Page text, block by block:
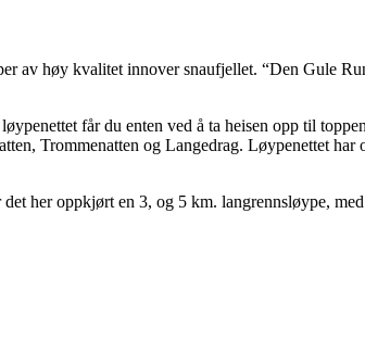
av høy kvalitet innover snaufjellet. “Den Gule
får du enten ved å ta heisen opp til
Trommenatten og Langedrag. Løypenettet har
her oppkjørt en 3, og 5 km. langrennsløype,